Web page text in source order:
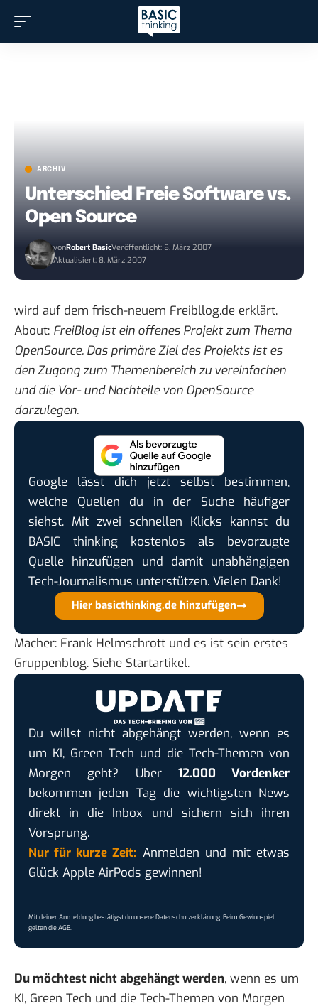
ARCHIV
Unterschied Freie Software vs.
Open Source
vonRobert BasicVeröffentlicht: 8. März 2007
Aktualisiert: 8. März 2007
wird auf dem frisch-neuem Freibllog.de erklärt.
About: FreiBlog ist ein offenes Projekt zum Thema
OpenSource. Das primäre Ziel des Projekts ist es
den Zugang zum Themenbereich zu vereinfachen
und die Vor- und Nachteile von OpenSource
darzulegen.
Google lässt dich jetzt selbst bestimmen,
welche Quellen du in der Suche häufiger
siehst. Mit zwei schnellen Klicks kannst du
BASIC thinking kostenlos als bevorzugte
Quelle hinzufügen und damit unabhängigen
Tech-Journalismus unterstützen. Vielen Dank!
Hier basicthinking.de hinzufügen
Macher: Frank Helmschrott und es ist sein erstes
Gruppenblog. Siehe Startartikel.
Du willst nicht abgehängt werden, wenn es
um KI, Green Tech und die Tech-Themen von
Morgen geht? Über 12.000 Vordenker
bekommen jeden Tag die wichtigsten News
direkt in die Inbox und sichern sich ihren
Vorsprung.
Nur für kurze Zeit: Anmelden und mit etwas
Glück Apple AirPods gewinnen!
Mit deiner Anmeldung bestätigst du unsereDatenschutzerklärung. Beim Gewinnspiel
gelten dieAGB.
Du möchtest nicht abgehängt werden, wenn es um
KI, Green Tech und die Tech-Themen von Morgen